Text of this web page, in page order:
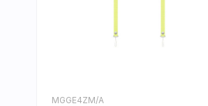
MGGE4ZM/A